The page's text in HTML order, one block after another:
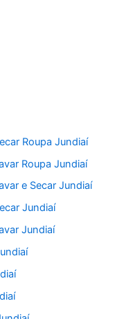
Roupa Jundiaí
Roupa Jundiaí
e Secar Jundiaí
Jundiaí
Jundiaí